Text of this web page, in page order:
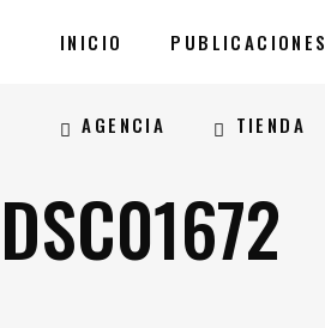
INICIO PUBLICACIONES
AGENCIA TIENDA
DSC01672